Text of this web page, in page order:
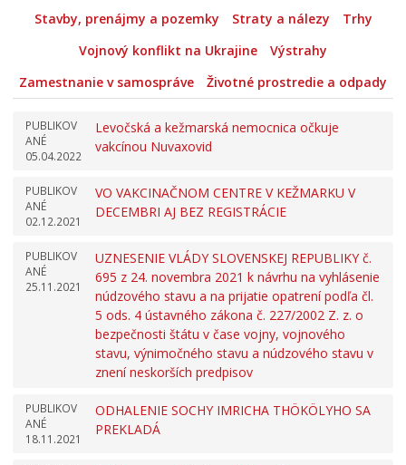
Stavby, prenájmy a pozemky
Straty a nálezy
Trhy
Vojnový konflikt na Ukrajine
Výstrahy
Zamestnanie v samospráve
Životné prostredie a odpady
PUBLIKOV
ANÉ
05.04.2022
Levočská a kežmarská nemocnica očkuje
vakcínou Nuvaxovid
PUBLIKOV
ANÉ
02.12.2021
VO VAKCINAČNOM CENTRE V KEŽMARKU V
DECEMBRI AJ BEZ REGISTRÁCIE
PUBLIKOV
ANÉ
25.11.2021
UZNESENIE VLÁDY SLOVENSKEJ REPUBLIKY č.
695 z 24. novembra 2021 k návrhu na vyhlásenie
núdzového stavu a na prijatie opatrení podľa čl.
5 ods. 4 ústavného zákona č. 227/2002 Z. z. o
bezpečnosti štátu v čase vojny, vojnového
stavu, výnimočného stavu a núdzového stavu v
znení neskorších predpisov
PUBLIKOV
ANÉ
18.11.2021
ODHALENIE SOCHY IMRICHA THÖKÖLYHO SA
PREKLADÁ